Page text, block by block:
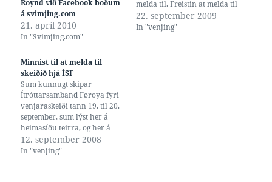
Roynd við Facebook boðum
á svimjing.com
21. apríl 2010
In "Svimjing.com"
melda til. Freistin at melda til
er nú fríggjadagin tann 25.
september ... Ítróttasamband
22. september 2009
In "venjing"
Minnist til at melda til
skeiðið hjá ÍSF
Sum kunnugt skipar
Ítróttarsamband Føroya fyri
venjaraskeiði tann 19. til 20.
september, sum lýst her á
heimasíðu teirra, og her á
hesari heimasíðu. Talan er
um fyrsta grundskeið í
12. september 2008
In "venjing"